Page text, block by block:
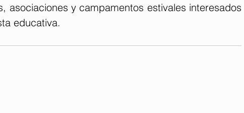
asociaciones y campamentos estivales interesados
educativa.